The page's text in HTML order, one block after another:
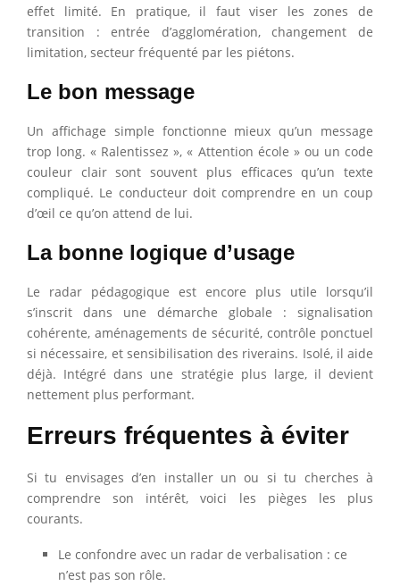
effet limité. En pratique, il faut viser les zones de
transition : entrée d’agglomération, changement de
limitation, secteur fréquenté par les piétons.
Le bon message
Un affichage simple fonctionne mieux qu’un message
trop long. « Ralentissez », « Attention école » ou un code
couleur clair sont souvent plus efficaces qu’un texte
compliqué. Le conducteur doit comprendre en un coup
d’œil ce qu’on attend de lui.
La bonne logique d’usage
Le radar pédagogique est encore plus utile lorsqu’il
s’inscrit dans une démarche globale : signalisation
cohérente, aménagements de sécurité, contrôle ponctuel
si nécessaire, et sensibilisation des riverains. Isolé, il aide
déjà. Intégré dans une stratégie plus large, il devient
nettement plus performant.
Erreurs fréquentes à éviter
Si tu envisages d’en installer un ou si tu cherches à
comprendre son intérêt, voici les pièges les plus
courants.
Le confondre avec un radar de verbalisation : ce
n’est pas son rôle.